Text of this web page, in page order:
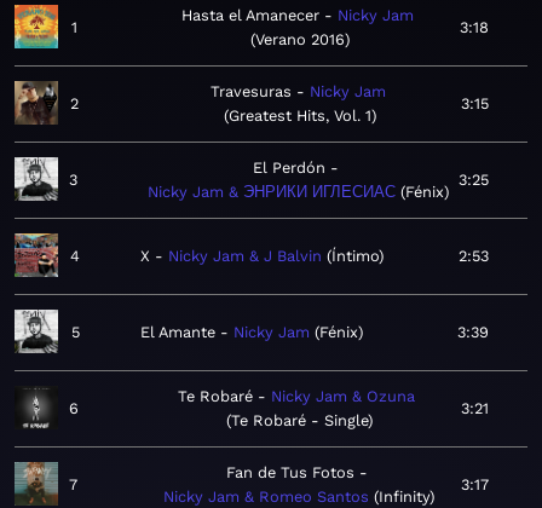
1
Hasta el Amanecer
Nicky Jam
Verano 2016
3:18
2
Travesuras
Nicky Jam
Greatest Hits, Vol. 1
3:15
3
El Perdón
Nicky Jam & ЭНРИКИ ИГЛЕСИАС Fénix
3:25
4 X Nicky Jam & J Balvin Íntimo 2:53
5 El Amante Nicky Jam Fénix 3:39
6
Te Robaré
Nicky Jam & Ozuna
Te Robaré - Single
3:21
7
Fan de Tus Fotos
Nicky Jam & Romeo Santos
Infinity
3:17